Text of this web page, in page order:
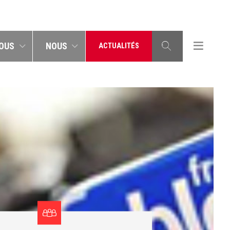
NOUS ACTUALITÉS